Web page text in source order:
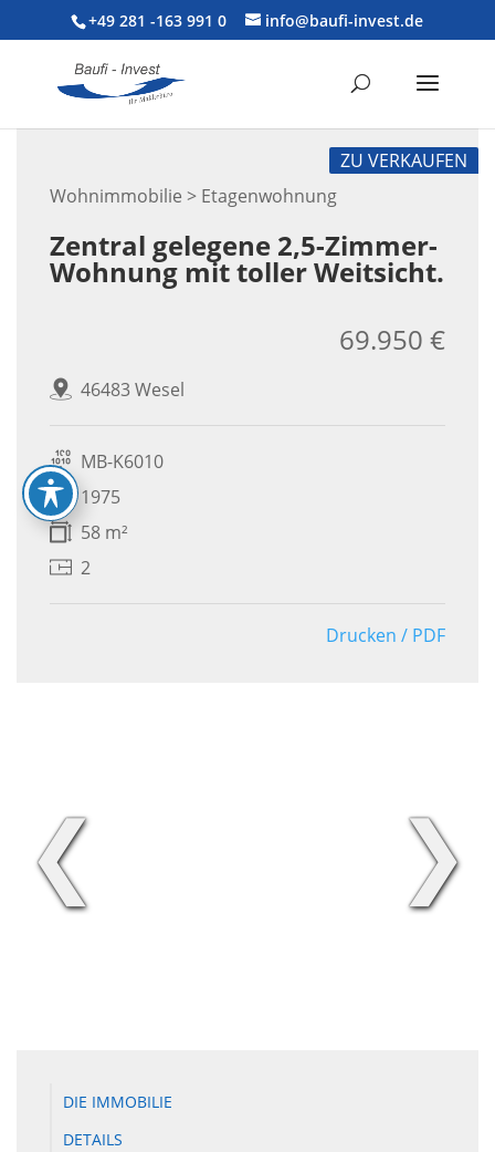
+49 281 -163 991 0 info@baufi-invest.de
Wohnimmobilie > Etagenwohnung
ZU VERKAUFEN
Zentral gelegene 2,5-Zimmer-
Wohnung mit toller Weitsicht.
46483 Wesel
69.950 €
MB-K6010
1975
58 m²
2
Drucken / PDF
❮ ❯
DIE IMMOBILIE
DETAILS